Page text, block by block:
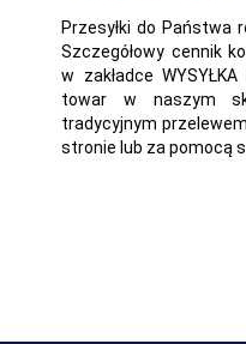
Przesyłki do Państwa
Szczegółowy cennik
w zakładce
towar w naszym
tradycyjnym
stronie lub za pomocą